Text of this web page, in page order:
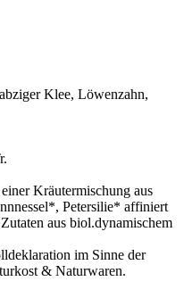
Klee, Löwenzahn,
Kräutermischung aus
Petersilie* affiniert
aus biol.dynamischem
im Sinne der
& Naturwaren.